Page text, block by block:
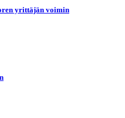
yrittäjän voimin